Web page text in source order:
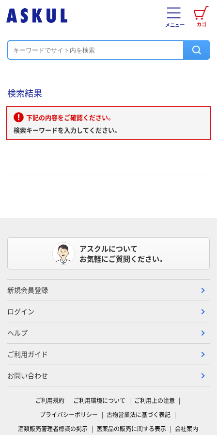
カゴ
メニュー
検索結果
下記の内容をご確認ください。
検索キーワードを入力してください。
アスクルについて
お気軽にご質問ください。
新規会員登録
ログイン
ヘルプ
ご利用ガイド
お問い合わせ
ご利用規約 ご利用環境について
ご利用上の注意
プライバシーポリシー
古物営業法に基づく表記
酒類販売管理者標識の掲示
医薬品の販売に関する表示 会社案内